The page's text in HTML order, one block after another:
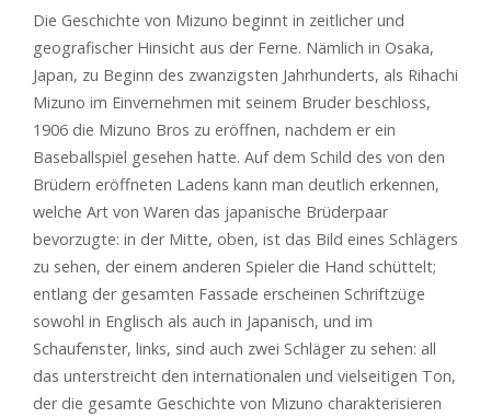
Die Geschichte von Mizuno beginnt in zeitlicher und
geografischer Hinsicht aus der Ferne. Nämlich in Osaka,
Japan, zu Beginn des zwanzigsten Jahrhunderts, als Rihachi
Mizuno im Einvernehmen mit seinem Bruder beschloss,
1906 die Mizuno Bros zu eröffnen, nachdem er ein
Baseballspiel gesehen hatte. Auf dem Schild des von den
Brüdern eröffneten Ladens kann man deutlich erkennen,
welche Art von Waren das japanische Brüderpaar
bevorzugte: in der Mitte, oben, ist das Bild eines Schlägers
zu sehen, der einem anderen Spieler die Hand schüttelt;
entlang der gesamten Fassade erscheinen Schriftzüge
sowohl in Englisch als auch in Japanisch, und im
Schaufenster, links, sind auch zwei Schläger zu sehen: all
das unterstreicht den internationalen und vielseitigen Ton,
der die gesamte Geschichte von Mizuno charakterisieren